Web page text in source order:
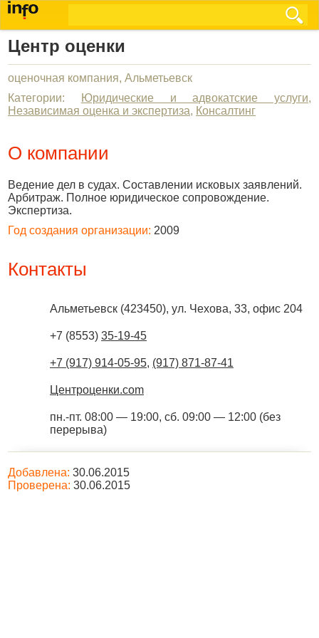
Центр оценки
оценочная компания, Альметьевск
Категории:
Юридические и адвокатские услуги,
Независимая оценка и экспертиза, Консалтинг
О компании
Ведение дел в судах. Составлении исковых заявлений.
Арбитраж. Полное юридическое сопровождение.
Экспертиза.
Год создания организации: 2009
Контакты
Альметьевск (423450), ул. Чехова, 33, офис 204
+7 (8553) 35-19-45
+7 (917) 914-05-95, (917) 871-87-41
Центроценки.com
пн.-пт. 08:00 — 19:00, сб. 09:00 — 12:00 (без
перерыва)
Добавлена: 30.06.2015
Проверена: 30.06.2015